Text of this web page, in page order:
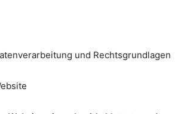
und Rechtsgrundlagen